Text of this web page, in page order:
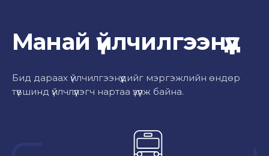
Манай үйлчилгээнүүд
Бид дараах үйлчилгээнүүдийг мэргэжлийн өндөр
түвшинд үйлчлүүлэгч нартаа үзүүлж байна.